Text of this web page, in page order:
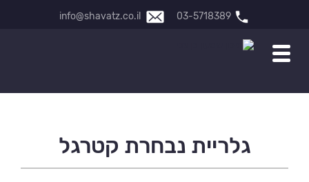
03-5718389
גלריית נבחרת קטרגל